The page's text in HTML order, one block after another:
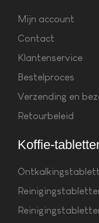
Mijn account
Contact
Klantenservice
Bestelproces
Verzending en
Retourbeleid
Koffie-